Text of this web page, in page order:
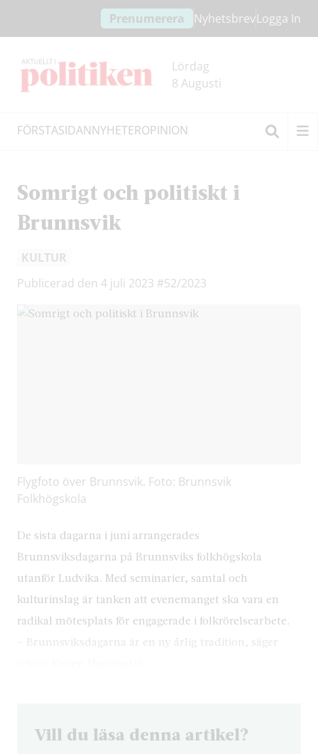
innehållet
headern
Prenumerera NyhetsbrevLogga In
Lördag
8 Augusti
FÖRSTASIDANNYHETEROPINION
Somrigt och politiskt i
Brunnsvik
KULTUR
Publicerad den 4 juli 2023 #52/2023
Flygfoto över Brunnsvik. Foto: Brunnsvik
Folkhögskola
De sista dagarna i juni arrangerades
Brunnsviksdagarna på Brunnsviks folkhögskola
utanför Ludvika. Med seminarier, samtal och
kulturinslag är tanken att evenemanget ska vara en
radikal mötesplats för engagerade i folkrörelsearbete.
– Brunnsviksdagarna är en ny årlig tradition, säger
Vill du läsa denna artikel?